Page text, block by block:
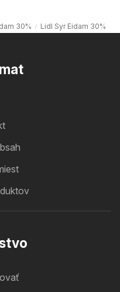
30% Lidl Syr Eidam 30%